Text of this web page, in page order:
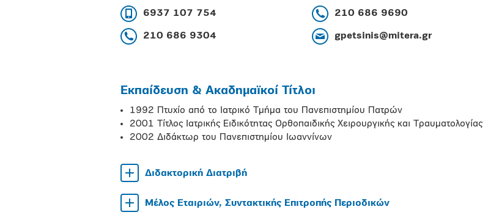
6937 107 754 210 686 9690
210 686 9304 gpetsinis@mitera.gr
Εκπαίδευση & Ακαδημαϊκοί Τίτλοι
1992 Πτυχίο από το Ιατρικό Τμήμα του Πανεπιστημίου Πατρών
2001 Τίτλος Ιατρικής Ειδικότητας Ορθοπαιδικής Χειρουργικής και Τραυματολογίας
2002 Διδάκτωρ του Πανεπιστημίου Ιωαννίνων
Διδακτορική Διατριβή
Μέλος Εταιριών, Συντακτικής Επιτροπής Περιοδικών